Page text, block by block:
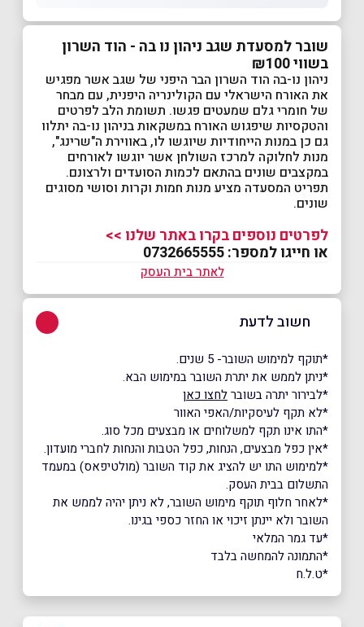
שובר למסעדת שגב ניהון נו בה - הוד השרון
בשווי ₪100
ניהון נו-בה הוד השרון הבר היפני של שגב אשר מפגיש
את האורח הישראלי עם הקולינריה היפנית, עם מבחר
של חומרי גלם שמעטים פגשו. תשומת הלב לפרטים
והטקסיות שיפגוש האורח במשקאות בניהון נו-בה יתלוו
גם כן במנות הייחודיות שיוגשו לו, באווירת ה"שרינג",
מנות לחלוקה למרכז השולחן אשר יוגשו לאורחים
במקצבים שונים בהתאם לכמות הסועדים ולרצונם.
תפריט המסעדה מציע מנות חמות וקרות וסושי מסוגים
שונים.
לפרטים נוספים בקרו באתר שלנו >>
או חייגו למספר: 0732665555
לאתר בית העסק
חשוב לדעת
*תוקף למימוש השובר- 5 שנים.
*ניתן לממש את יתרת השובר במימוש הבא.
*לבירור יתרה בשוברלחצו כאן
*לא תקף לעיסקיות/האפי האוור
*התו אינו תקף למשלוחים או מבצעים מכל סוג.
*אין כפל מבצעים, הנחות, כפל הטבות והנחות לחברי מועדון.
*למימוש התו יש להציג את קוד השובר (מולטיפאס) במעמד
התשלום בבית העסק.
*לאחר חלוף תוקף מימוש השובר, לא ניתן יהיה לממש את
השובר ולא יינתן זיכוי או החזר כספי בגינו.
*עד גמר המלאי
*התמונה להמחשה בלבד
*ט.ל.ח